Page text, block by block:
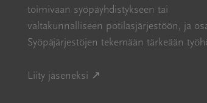
toimivaan syöpäyhdistykseen tai
valtakunnalliseen potilasjärjestöön, ja
Syöpäjärjestöjen tekemään tärkeään
Liity jäseneksi ↗